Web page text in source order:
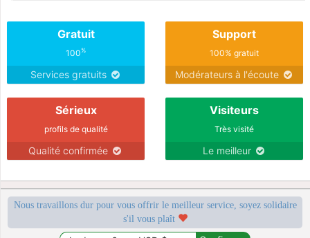
Gratuit
100%
Services gratuits
Support
100% gratuit
Modérateurs à l'écoute
Sérieux
profils de qualité
Qualité confirmée
Visiteurs
Très visité
Le meilleur
Nous travaillons dur pour vous offrir le meilleur service, soyez solidaire
s'il vous plaît